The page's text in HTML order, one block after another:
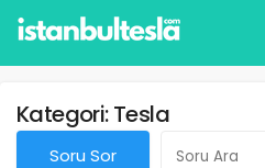
Kategori:Tesla
Soru Sor